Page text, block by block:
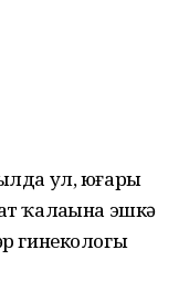
ул, юғары
ҡалаһына эшкә
гинекологы